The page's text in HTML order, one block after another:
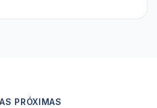
PRÓXIMAS